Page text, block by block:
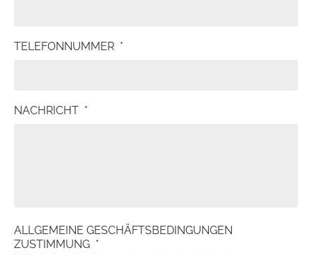
TELEFONNUMMER *
NACHRICHT *
ALLGEMEINE GESCHÄFTSBEDINGUNGEN
ZUSTIMMUNG *